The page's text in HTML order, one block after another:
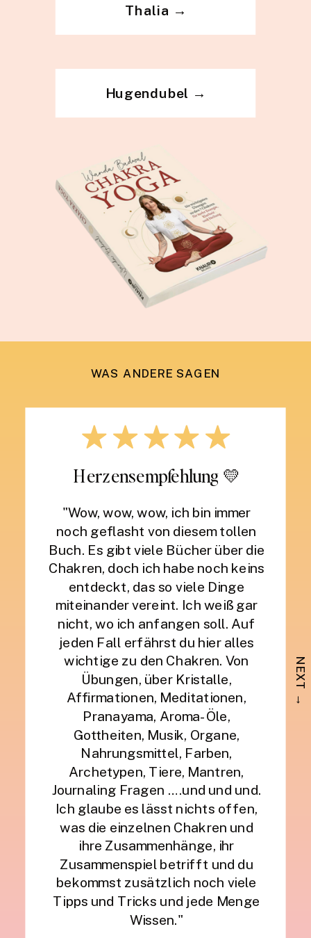
Hugendubel →
Thalia →
WAS ANDERE SAGEN
NEXT →
"Wow, wow, wow, ich bin immer
noch geflasht von diesem tollen
Buch. Es gibt viele Bücher über die
Chakren, doch ich habe noch keins
entdeckt, das so viele Dinge
miteinander vereint. Ich weiß gar
nicht, wo ich anfangen soll. Auf
jeden Fall erfährst du hier alles
wichtige zu den Chakren. Von
Übungen, über Kristalle,
Affirmationen, Meditationen,
Pranayama, Aroma-Öle,
Gottheiten, Musik, Organe,
Nahrungsmittel, Farben,
Archetypen, Tiere, Mantren,
Journaling Fragen ….und und und.
Ich glaube es lässt nichts offen,
was die einzelnen Chakren und
ihre Zusammenhänge, ihr
Zusammenspiel betrifft und du
bekommst zusätzlich noch viele
Tipps und Tricks und jede Menge
Wissen."
Herzensempfehlung 💛